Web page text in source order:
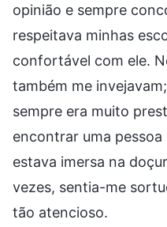
opinião e sempre
respeitava minhas
confortável com ele.
também me
sempre era muito
encontrar uma pessoa
estava imersa na
vezes, sentia-me
tão atencioso.